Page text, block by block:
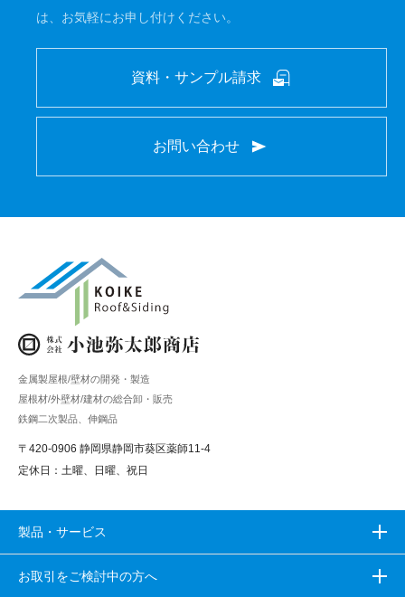
は、お気軽にお申し付けください。
資料・サンプル請求
お問い合わせ
金属製屋根/壁材の開発・製造
屋根材/外壁材/建材の総合卸・販売
鉄鋼二次製品、伸鋼品
〒420-0906 静岡県静岡市葵区薬師11-4
定休日：土曜、日曜、祝日
製品・サービス
お取引をご検討中の方へ